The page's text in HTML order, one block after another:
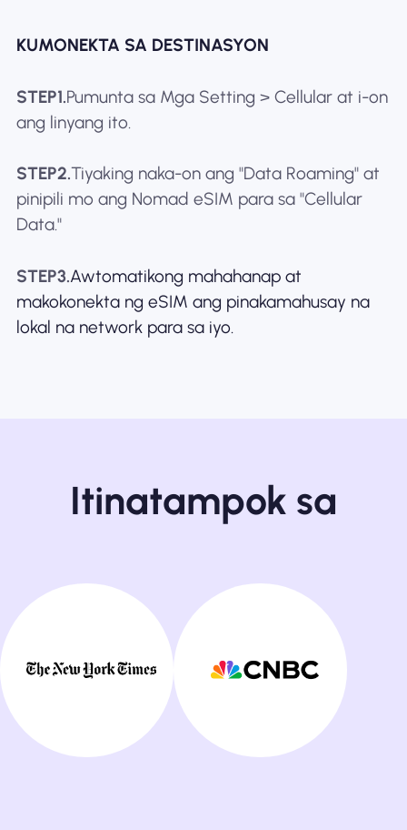
KUMONEKTA SA DESTINASYON
STEP1.Pumunta sa Mga Setting > Cellular at i-on
ang linyang ito.
STEP2.Tiyaking naka-on ang "Data Roaming" at
pinipili mo ang Nomad eSIM para sa "Cellular
Data."
STEP3.Awtomatikong mahahanap at
makokonekta ng eSIM ang pinakamahusay na
lokal na network para sa iyo.
Itinatampok sa